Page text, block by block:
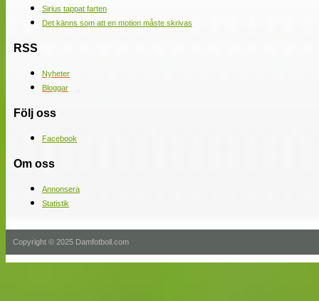
Sirius tappat farten
Det känns som att en motion måste skrivas
RSS
Nyheter
Bloggar
Följ oss
Facebook
Om oss
Annonsera
Statistik
Copyright © 2025 Damfotboll.com